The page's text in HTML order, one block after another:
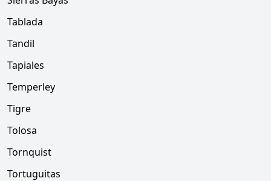
Tablada
Tandil
Tapiales
Temperley
Tigre
Tolosa
Tornquist
Tortuguitas